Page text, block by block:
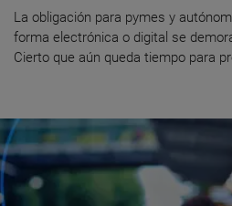
La obligación para pymes y
forma electrónica o digital se
Cierto que aún queda tiempo para